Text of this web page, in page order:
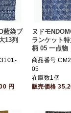
藍染ブ
13列
円
ヌドモ
ランケット
柄 05 一点物
商品番号
05
在庫数1個
販売価格